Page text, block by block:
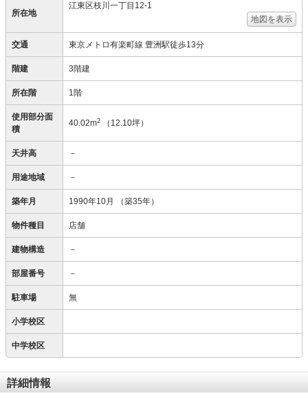
所在地
江東区枝川一丁目12-1
地図を表示
交通 東京メトロ有楽町線 豊洲駅徒歩13分
階建 3階建
所在階 1階
使用部分面
積
40.02m2 （12.10坪）
天井高 －
用途地域 －
築年月 1990年10月 （築35年）
物件種目 店舗
建物構造 －
部屋番号 －
駐車場 無
小学校区
中学校区
詳細情報